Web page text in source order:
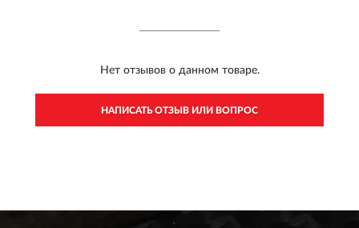
Нет отзывов о данном товаре.
НАПИСАТЬ ОТЗЫВ ИЛИ ВОПРОС